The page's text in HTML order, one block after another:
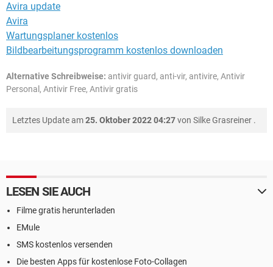
Avira update
Avira
Wartungsplaner kostenlos
Bildbearbeitungsprogramm kostenlos downloaden
Alternative Schreibweise: antivir guard, anti-vir, antivire, Antivir
Personal, Antivir Free, Antivir gratis
Letztes Update am25. Oktober 2022 04:27von Silke Grasreiner .
LESEN SIE AUCH
Filme gratis herunterladen
EMule
SMS kostenlos versenden
Die besten Apps für kostenlose Foto-Collagen